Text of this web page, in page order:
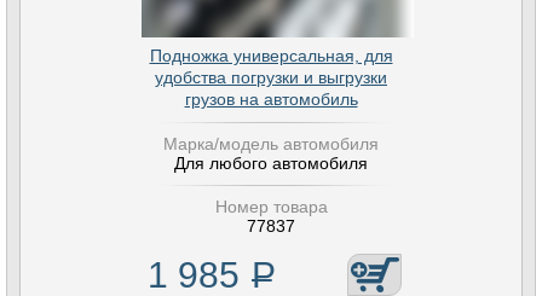
Подножка универсальная, для
удобства погрузки и выгрузки
грузов на автомобиль
Марка/модель автомобиля
Для любого автомобиля
Номер товара
77837
1 985 Р